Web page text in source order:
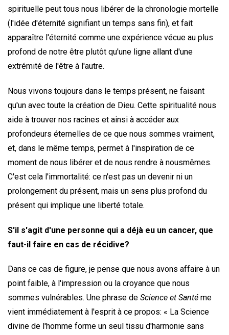
spirituelle peut tous nous libérer de la chronologie mortelle
(l'idée d'éternité signifiant un temps sans fin), et fait
apparaître l'éternité comme une expérience vécue au plus
profond de notre être plutôt qu'une ligne allant d'une
extrémité de l'être à l'autre.
Nous vivons toujours dans le temps présent, ne faisant
qu'un avec toute la création de Dieu. Cette spiritualité nous
aide à trouver nos racines et ainsi à accéder aux
profondeurs éternelles de ce que nous sommes vraiment,
et, dans le même temps, permet à l'inspiration de ce
moment de nous libérer et de nous rendre à nousmêmes.
C'est cela l'immortalité: ce n'est pas un devenir ni un
prolongement du présent, mais un sens plus profond du
présent qui implique une liberté totale.
S'il s'agit d'une personne qui a déjà eu un cancer, que
faut-il faire en cas de récidive?
Dans ce cas de figure, je pense que nous avons affaire à un
point faible, à l'impression ou la croyance que nous
sommes vulnérables. Une phrase de Science et Santé me
vient immédiatement à l'esprit à ce propos: « La Science
divine de l'homme forme un seul tissu d'harmonie sans